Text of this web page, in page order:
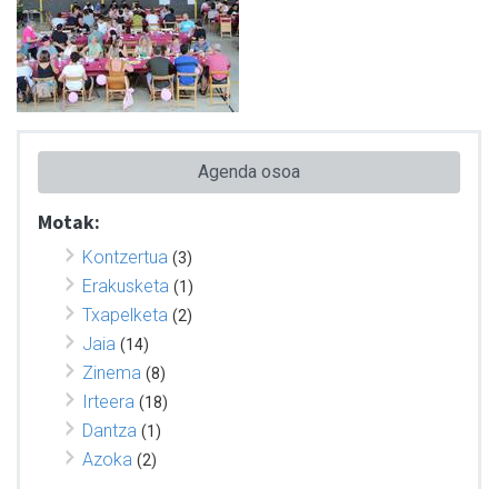
Agenda osoa
Motak:
Kontzertua (3)
Erakusketa (1)
Txapelketa (2)
Jaia (14)
Zinema (8)
Irteera (18)
Dantza (1)
Azoka (2)